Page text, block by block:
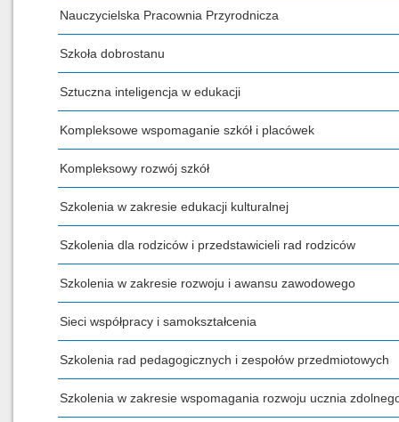
Nauczycielska Pracownia Przyrodnicza
Szkoła dobrostanu
Sztuczna inteligencja w edukacji
Kompleksowe wspomaganie szkół i placówek
Kompleksowy rozwój szkół
Szkolenia w zakresie edukacji kulturalnej
Szkolenia dla rodziców i przedstawicieli rad rodziców
Szkolenia w zakresie rozwoju i awansu zawodowego
Sieci współpracy i samokształcenia
Szkolenia rad pedagogicznych i zespołów przedmiotowych
Szkolenia w zakresie wspomagania rozwoju ucznia